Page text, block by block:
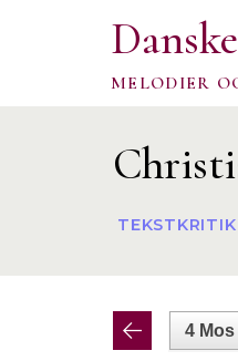
MELODIER
TEKSTKRITIK